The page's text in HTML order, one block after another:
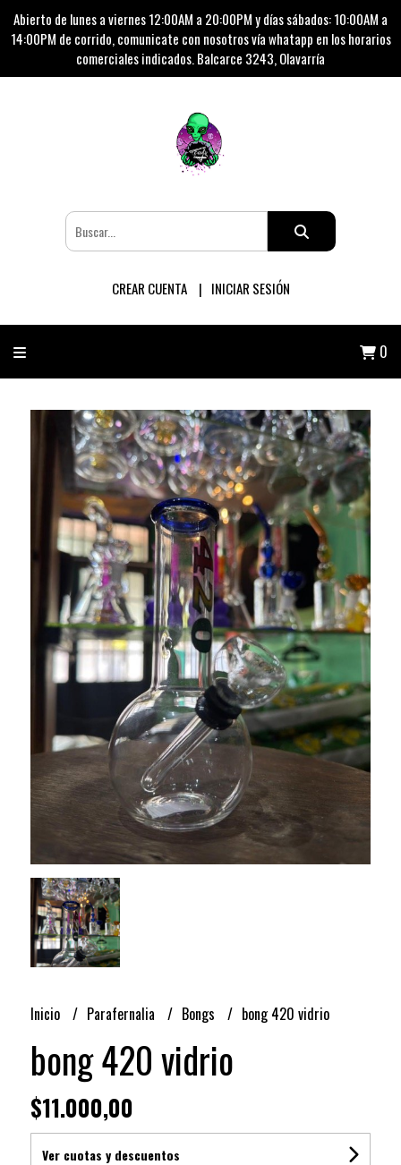
Abierto de lunes a viernes 12:00AM a 20:00PM y días sábados: 10:00AM a
14:00PM de corrido, comunicate con nosotros vía whatapp en los horarios
comerciales indicados. Balcarce 3243, Olavarría
CREAR CUENTA INICIAR SESIÓN
0
Inicio Parafernalia Bongs bong 420 vidrio
bong 420 vidrio
$11.000,00
Ver cuotas y descuentos